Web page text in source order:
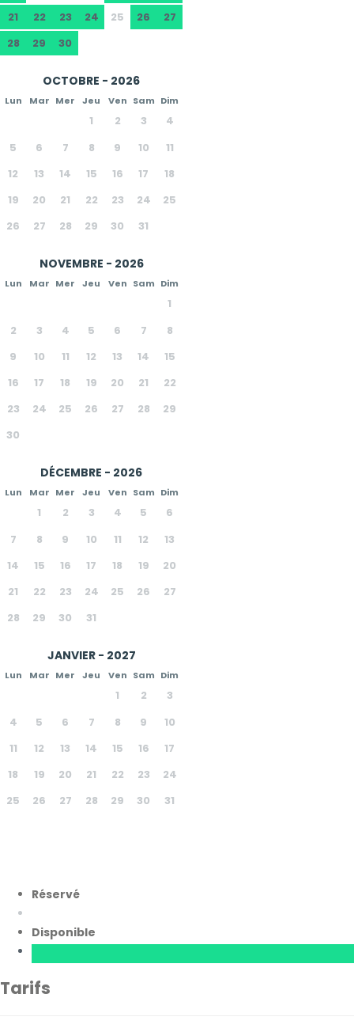
21
22 23 24 25 26
27
28
29 30
OCTOBRE - 2026
Lun Mar Mer Jeu Ven Sam Dim
1 2 3
4
5
6 7 8 9 10
11
12
13 14 15 16 17
18
19
20 21 22 23 24
25
26
27 28 29 30 31
NOVEMBRE - 2026
Lun Mar Mer Jeu Ven Sam Dim
1
2
3 4 5 6 7
8
9
10 11 12 13 14
15
16
17 18 19 20 21
22
23
24 25 26 27 28
29
30
DÉCEMBRE - 2026
Lun Mar Mer Jeu Ven Sam Dim
1 2 3 4 5
6
7
8 9 10 11 12
13
14
15 16 17 18 19
20
21
22 23 24 25 26
27
28
29 30 31
JANVIER - 2027
Lun Mar Mer Jeu Ven Sam Dim
1 2
3
4
5 6 7 8 9
10
11
12 13 14 15 16
17
18
19 20 21 22 23
24
25
26 27 28 29 30 31
Réservé
Disponible
Tarifs